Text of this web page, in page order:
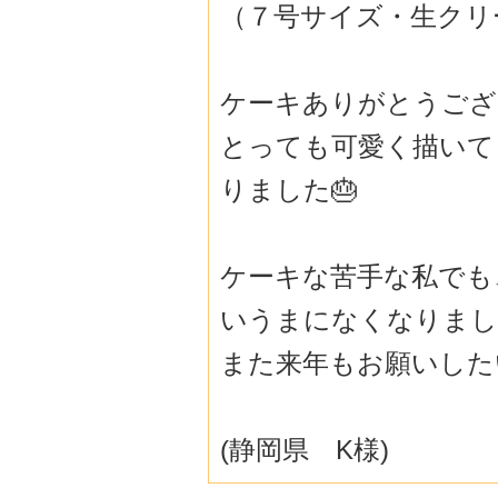
（７号サイズ・生ク
ケーキありがとうご
とっても可愛く描い
りました🎂
ケーキな苦手な私で
いうまになくなりま
また来年もお願いし
(静岡県 K様)